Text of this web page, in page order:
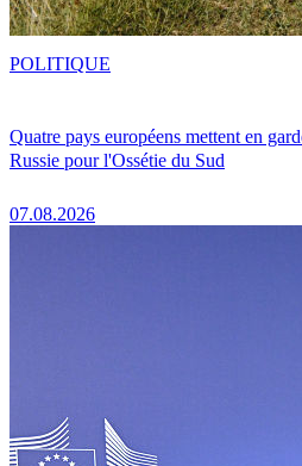
Quatre pays européens mettent en
Russie pour l'Ossétie du Sud
07.08.2026
POLITIQUE